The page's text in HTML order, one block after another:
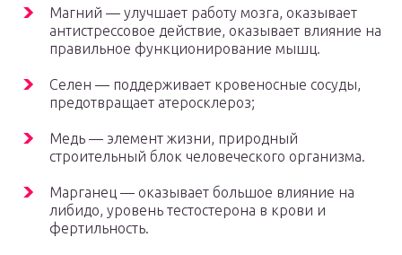
Магний — улучшает работу мозга, оказывает
антистрессовое действие, оказывает влияние на
правильное функционирование мышц.
Селен — поддерживает кровеносные сосуды,
предотвращает атеросклероз;
Медь — элемент жизни, природный
строительный блок человеческого организма.
Марганец — оказывает большое влияние на
либидо, уровень тестостерона в крови и
фертильность.